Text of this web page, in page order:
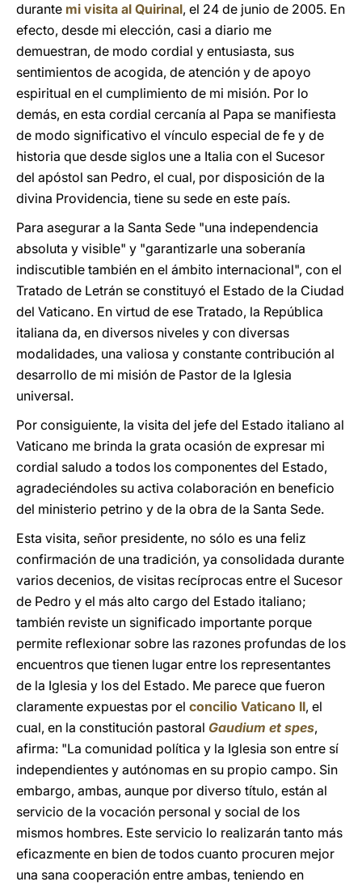
durante mi visita al Quirinal, el 24 de junio de 2005. En
efecto, desde mi elección, casi a diario me
demuestran, de modo cordial y entusiasta, sus
sentimientos de acogida, de atención y de apoyo
espiritual en el cumplimiento de mi misión. Por lo
demás, en esta cordial cercanía al Papa se manifiesta
de modo significativo el vínculo especial de fe y de
historia que desde siglos une a Italia con el Sucesor
del apóstol san Pedro, el cual, por disposición de la
divina Providencia, tiene su sede en este país.
Para asegurar a la Santa Sede "una independencia
absoluta y visible" y "garantizarle una soberanía
indiscutible también en el ámbito internacional", con el
Tratado de Letrán se constituyó el Estado de la Ciudad
del Vaticano. En virtud de ese Tratado, la República
italiana da, en diversos niveles y con diversas
modalidades, una valiosa y constante contribución al
desarrollo de mi misión de Pastor de la Iglesia
universal.
Por consiguiente, la visita del jefe del Estado italiano al
Vaticano me brinda la grata ocasión de expresar mi
cordial saludo a todos los componentes del Estado,
agradeciéndoles su activa colaboración en beneficio
del ministerio petrino y de la obra de la Santa Sede.
Esta visita, señor presidente, no sólo es una feliz
confirmación de una tradición, ya consolidada durante
varios decenios, de visitas recíprocas entre el Sucesor
de Pedro y el más alto cargo del Estado italiano;
también reviste un significado importante porque
permite reflexionar sobre las razones profundas de los
encuentros que tienen lugar entre los representantes
de la Iglesia y los del Estado. Me parece que fueron
claramente expuestas por el concilio Vaticano II, el
cual, en la constitución pastoral Gaudium et spes,
afirma: "La comunidad política y la Iglesia son entre sí
independientes y autónomas en su propio campo. Sin
embargo, ambas, aunque por diverso título, están al
servicio de la vocación personal y social de los
mismos hombres. Este servicio lo realizarán tanto más
eficazmente en bien de todos cuanto procuren mejor
una sana cooperación entre ambas, teniendo en